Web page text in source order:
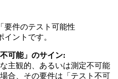
要件のテスト可能性
イントです。
可能」のサイン:
主観的、あるいは測定不可能
合、その要件は「テスト不可